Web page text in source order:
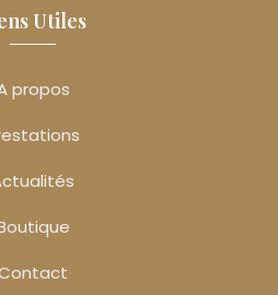
Utiles
propos